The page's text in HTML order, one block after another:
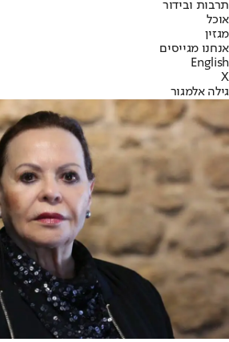
תרבות ובידור
אוכל
מגזין
אנחנו מגייסים
English
X
גילה אלמגור